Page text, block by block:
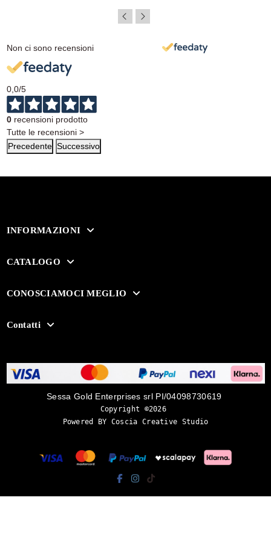
Non ci sono recensioni
0,0/5
0recensioni prodotto
Tutte le recensioni >
Precedente Successivo
INFORMAZIONI
CATALOGO
CONOSCIAMOCI MEGLIO
Contatti
Sessa Gold Enterprises srl PI/04098730619
Copyright ©2026
Powered BY Coscia Creative Studio